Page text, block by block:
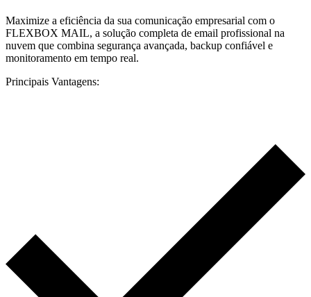
Maximize a eficiência da sua comunicação empresarial com o
FLEXBOX MAIL, a solução completa de email profissional na
nuvem que combina segurança avançada, backup confiável e
monitoramento em tempo real.
Principais Vantagens: